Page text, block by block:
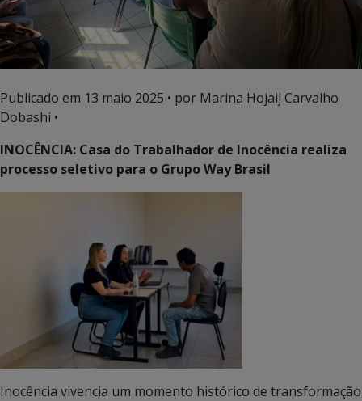
Publicado em 13 maio 2025 • por Marina Hojaij Carvalho
Dobashi •
INOCÊNCIA: Casa do Trabalhador de Inocência realiza
processo seletivo para o Grupo Way Brasil
Inocência vivencia um momento histórico de transformação